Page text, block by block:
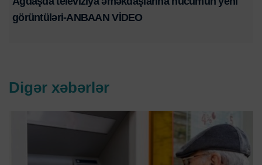
görüntüləri-ANBAAN VİDEO
Digər xəbərlər